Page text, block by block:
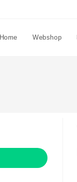
Home Webshop